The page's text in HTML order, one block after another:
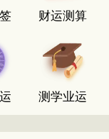
财运测算
测学业运